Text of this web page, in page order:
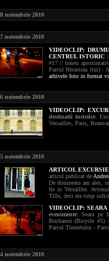
noiembrie 2010
noiembrie 2010
VIDEOCLIP:
CENTRUL ISTORIC |
#17 // traseu
Parcul Herastrau (tur) -
arhivele foto in format
noiembrie 2010
VIDEOCLIP:
destinatii turistice:
Versailles, Paris,
noiembrie 2010
ARTICOL
articol publicat de
De dimineata am ales,
fie in Versailles. Avionul
Tille, deci era timp
VIDEOCLIP:
evenimente: Seara pe
Bucharest (Bicycle
Parcul Tineretului -
noiembrie 2010